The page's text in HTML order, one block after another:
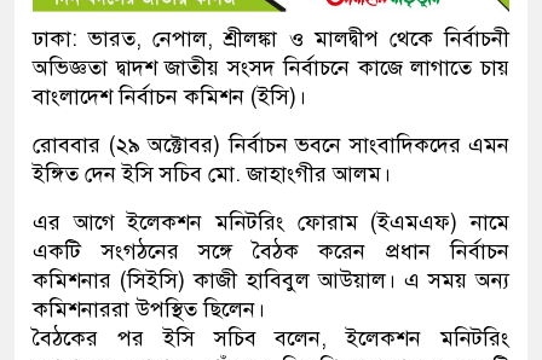
ঢাকা: ভারত, নেপাল, শ্রীলঙ্কা ও মালদ্বীপ থেকে নির্বাচনী
অভিজ্ঞতা দ্বাদশ জাতীয় সংসদ নির্বাচনে কাজে লাগাতে চায়
বাংলাদেশ নির্বাচন কমিশন (ইসি)।
রোববার (২৯ অক্টোবর) নির্বাচন ভবনে সাংবাদিকদের এমন
ইঙ্গিত দেন ইসি সচিব মো. জাহাংগীর আলম।
এর আগে ইলেকশন মনিটরিং ফোরাম (ইএমএফ) নামে
একটি সংগঠনের সঙ্গে বৈঠক করেন প্রধান নির্বাচন
কমিশনার (সিইসি) কাজী হাবিবুল আউয়াল। এ সময় অন্য
কমিশনাররা উপস্থিত ছিলেন।
বৈঠকের পর ইসি সচিব বলেন, ইলেকশন মনিটরিং